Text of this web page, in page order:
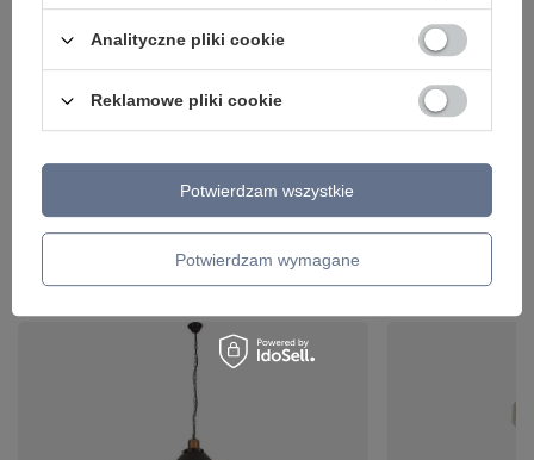
ZOBACZ RÓWNIEŻ
Analityczne pliki cookie
Reklamowe pliki cookie
Potwierdzam wymagane
Potwierdzam wszystkie